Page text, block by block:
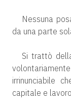
Nessuna
da una parte
Si trattò
irrinunciabile
capitale e